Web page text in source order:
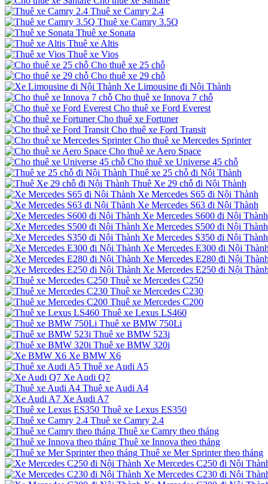
Thuê xe Camry 2.4
Thuê xe Camry 3.5Q
Thuê xe Sonata
Thuê xe Altis
Thuê xe Vios
Cho thuê xe 25 chỗ
Cho thuê xe 29 chỗ
Xe Limousine đi Nội Thành
Cho thuê xe Innova 7 chỗ
Cho thuê xe Ford Everest
Cho thuê xe Fortuner
Cho thuê xe Ford Transit
Cho thuê xe Mercedes Sprinter
Cho thuê xe Aero Space
Cho thuê xe Universe 45 chỗ
Thuê xe 25 chỗ đi Nội Thành
Thuê Xe 29 chỗ đi Nội Thành
Xe Mercedes S65 đi Nội Thành
Xe Mercedes S63 đi Nội Thành
Xe Mercedes S600 đi Nội Thành
Xe Mercedes S500 đi Nội Thành
Xe Mercedes S350 đi Nội Thành
Xe Mercedes E300 đi Nội
Xe Mercedes E280 đi Nội
Xe Mercedes E250 đi Nội
Thuê xe Mercedes C250
Thuê xe Mercedes C230
Thuê xe Mercedes C200
Thuê xe Lexus LS460
Thuê xe BMW 750Li
Thuê xe BMW 523i
Thuê xe BMW 320i
Xe BMW X6
Thuê xe Audi A5
Xe Audi Q7
Thuê xe Audi A4
Xe Audi A7
Thuê xe Lexus ES350
Thuê xe Camry 2.4
Thuê xe Camry theo tháng
Thuê xe Innova theo tháng
Thuê xe Mer Sprinter theo tháng
Xe Mercedes C250 đi Nội
Xe Mercedes C230 đi Nội